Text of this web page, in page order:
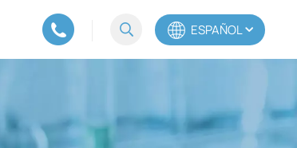
ESPAÑOL
Español